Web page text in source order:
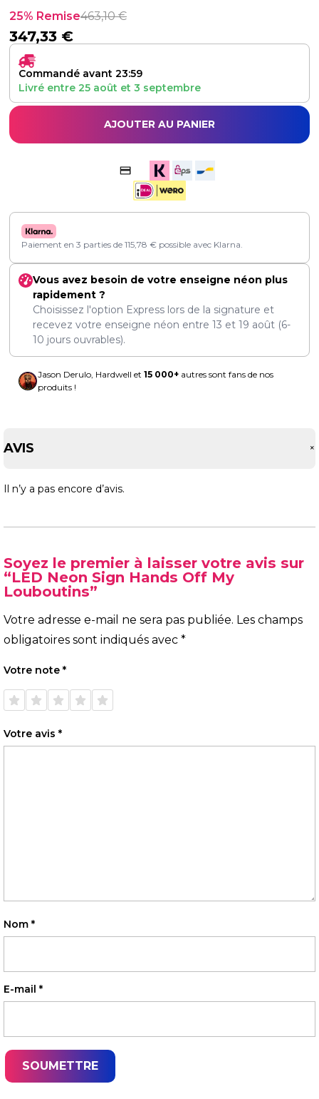
25% Remise463,10€
347,33 €
Commandé avant 23:59
Livré entre 25 août et 3 septembre
AJOUTER AU PANIER
Paiement en 3 parties de 115,78 € possible avec Klarna.
Vous avez besoin de votre enseigne néon plus
rapidement ?
Choisissez l'option Express lors de la signature et
recevez votre enseigne néon entre 13 et 19 août (6-
10 jours ouvrables).
Jason Derulo, Hardwell et 15 000+ autres sont fans de nos
produits !
AVIS +
Il n’y a pas encore d’avis.
Soyez le premier à laisser votre avis sur
“LED Neon Sign Hands Off My
Louboutins”
Votre adresse e-mail ne sera pas publiée. Les champs
obligatoires sont indiqués avec *
Votre note *
1 étoile
sur 5
2 étoiles
sur 5
3 étoiles
sur 5
4 étoiles
sur 5
5 étoiles
sur 5
Votre avis *
Nom *
E-mail *